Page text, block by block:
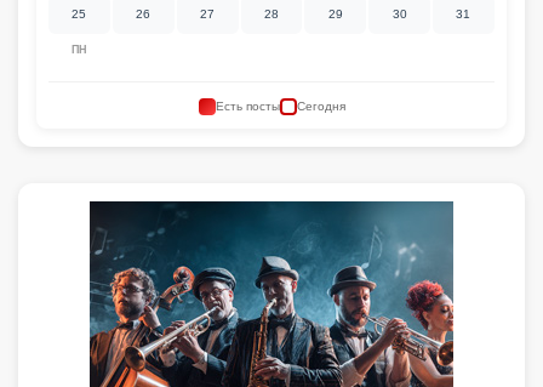
ПН
25 26 27 28 29 30 31
Есть посты Сегодня